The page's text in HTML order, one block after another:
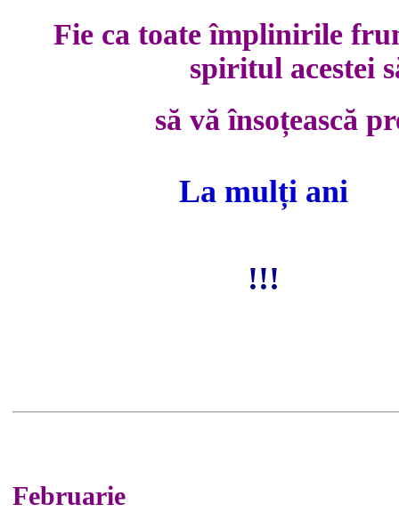
Fie ca toate împlinirile
spiritul acestei
să vă însoțească
La mulți ani
!!!
Februarie